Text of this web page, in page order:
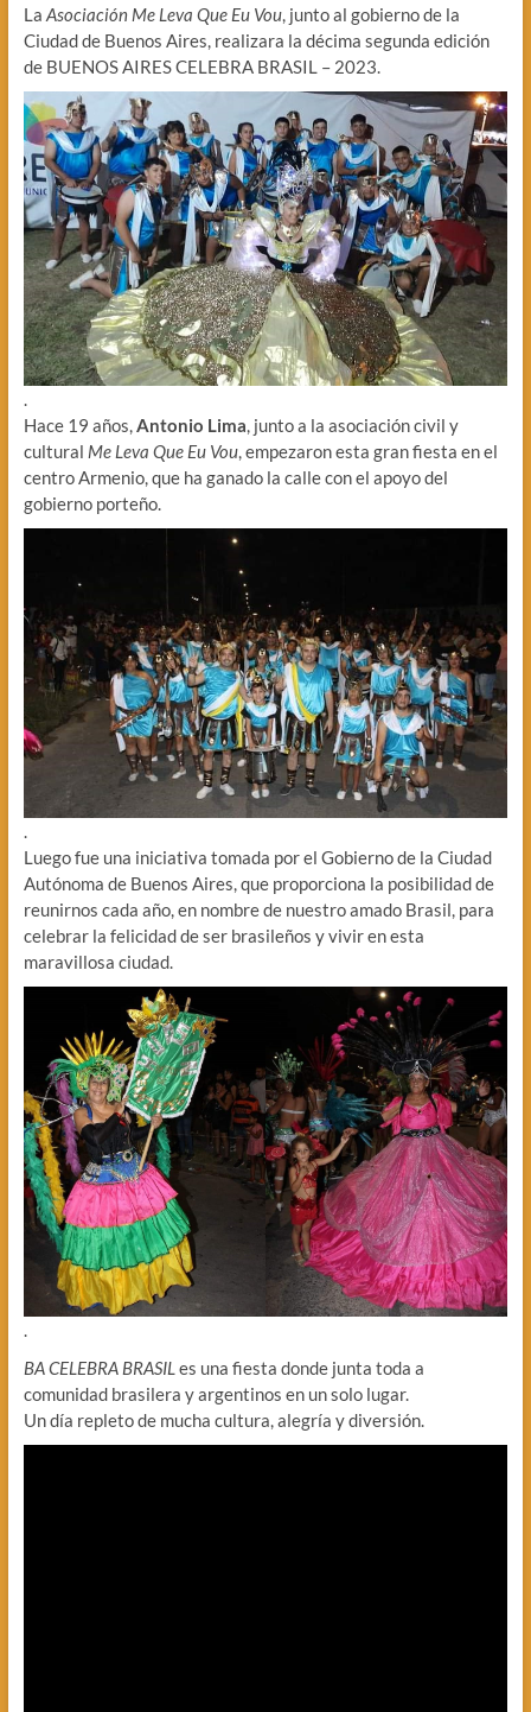
La Asociación Me Leva Que Eu Vou, junto al gobierno de la
Ciudad de Buenos Aires, realizara la décima segunda edición
de BUENOS AIRES CELEBRA BRASIL – 2023.
.
Hace 19 años,Antonio Lima, junto a la asociación civil y
cultural Me Leva Que Eu Vou, empezaron esta gran fiesta en el
centro Armenio, que ha ganado la calle con el apoyo del
gobierno porteño.
.
Luego fue una iniciativa tomada por el Gobierno de la Ciudad
Autónoma de Buenos Aires, que proporciona la posibilidad de
reunirnos cada año, en nombre de nuestro amado Brasil, para
celebrar la felicidad de ser brasileños y vivir en esta
maravillosa ciudad.
.
BA CELEBRA BRASIL es una fiesta donde junta toda a
comunidad brasilera y argentinos en un solo lugar.
Un día repleto de mucha cultura, alegría y diversión.